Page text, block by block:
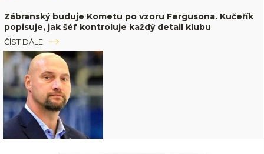
Zábranský buduje Kometu po vzoru Fergusona. Kučeřík
popisuje, jak šéf kontroluje každý detail klubu
ČÍST DÁLE